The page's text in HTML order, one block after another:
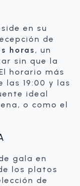
en su
de
horas , un
sin que la
horario más
las 19:00 y las
ideal
o como el
gala en
los platos
de